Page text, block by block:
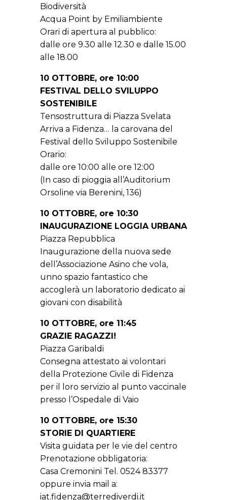
Biodiversità
Acqua Point by Emiliambiente
Orari di apertura al pubblico:
dalle ore 9.30 alle 12.30 e dalle 15.00
alle 18.00
10 OTTOBRE, ore 10:00
FESTIVAL DELLO SVILUPPO
SOSTENIBILE
Tensostruttura di Piazza Svelata
Arriva a Fidenza… la carovana del
Festival dello Sviluppo Sostenibile
Orario:
dalle ore 10:00 alle ore 12:00
(In caso di pioggia all’Auditorium
Orsoline via Berenini, 136)
10 OTTOBRE, ore 10:30
INAUGURAZIONE LOGGIA URBANA
Piazza Repubblica
Inaugurazione della nuova sede
dell’Associazione Asino che vola,
unno spazio fantastico che
accoglerà un laboratorio dedicato ai
giovani con disabilità
10 OTTOBRE, ore 11:45
GRAZIE RAGAZZI!
Piazza Garibaldi
Consegna attestato ai volontari
della Protezione Civile di Fidenza
per il loro servizio al punto vaccinale
presso l’Ospedale di Vaio
10 OTTOBRE, ore 15:30
STORIE DI QUARTIERE
Visita guidata per le vie del centro
Prenotazione obbligatoria:
Casa Cremonini Tel. 0524 83377
oppure invia mail a:
iat.fidenza@terrediverdi.it